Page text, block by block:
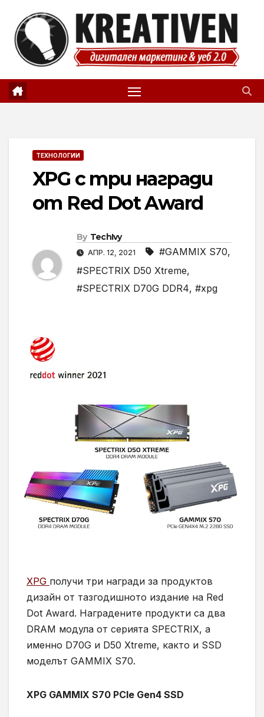
content
ТЕХНОЛОГИИ
XPG с три награди
от Red Dot Award
By TechIvy
АПР. 12, 2021 #GAMMIX S70,
#SPECTRIX D50 Xtreme,
#SPECTRIX D70G DDR4, #xpg
XPG получи три награди за продуктов
дизайн от тазгодишното издание на Red
Dot Award. Наградените продукти са два
DRAM модула от серията SPECTRIX, а
именно D70G и D50 Xtreme, както и SSD
моделът GAMMIX S70.
XPG GAMMIX S70 PCIe Gen4 SSD